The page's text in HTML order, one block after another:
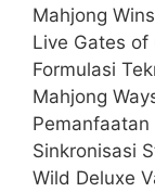
Mahjong
Live Gates of
Formulasi
Mahjong
Pemanfaatan
Sinkronisasi
Wild Deluxe